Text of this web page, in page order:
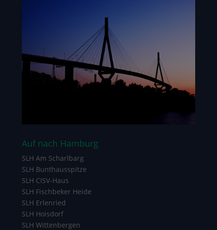
Auf nach Hamburg
SLH Am Scharlbarg
SLH Bunthausspitze
SLH CISV-Haus
SLH Fischbeker Heide
SLH Erlenried
SLH Hoisdorf
SLH Wittenbergen